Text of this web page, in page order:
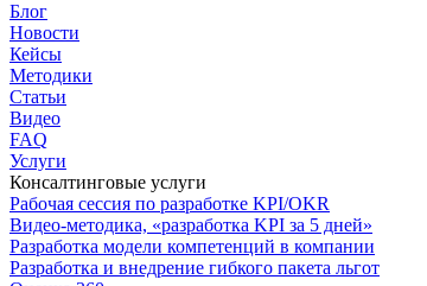
Блог
Новости
Кейсы
Методики
Статьи
Видео
FAQ
Услуги
Консалтинговые услуги
Рабочая сессия по разработке KPI/OKR
Видео-методика, «разработка KPI за 5 дней»
Разработка модели компетенций в компании
Разработка и внедрение гибкого пакета льгот